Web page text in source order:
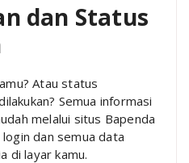
dan Status
Atau status
Semua informasi
melalui situs Bapenda
dan semua data
di layar kamu.